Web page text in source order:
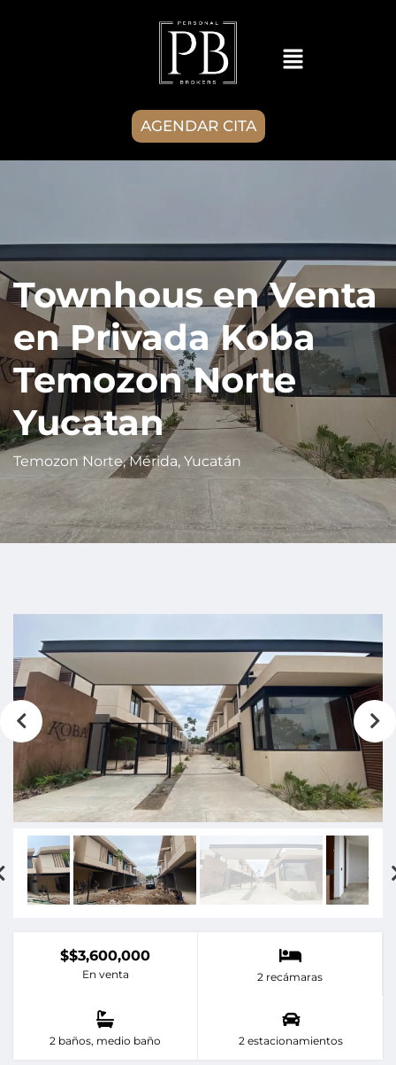
AGENDAR CITA
Townhous en Venta
en Privada Koba
Temozon Norte
Yucatan
Temozon Norte, Mérida, Yucatán
$$3,600,000
En venta 2 recámaras
2 baños, medio baño 2 estacionamientos